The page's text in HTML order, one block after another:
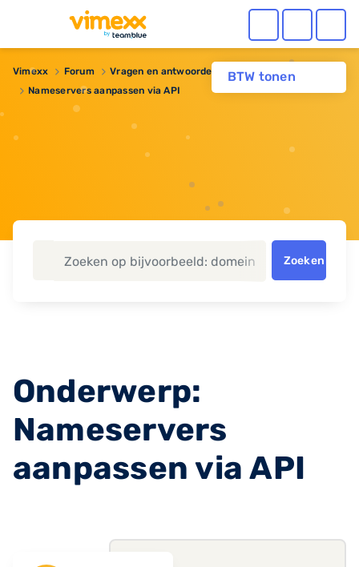
BTW tonen
Vimexx Forum Vragen en antwoorden
Reseller hosting
Nameservers aanpassen via API
Zoeken
Onderwerp:
Nameservers
aanpassen via API